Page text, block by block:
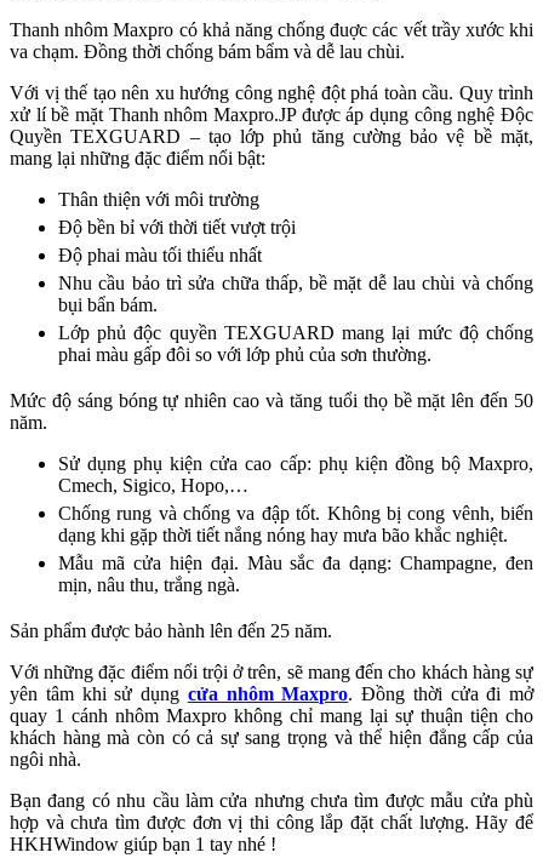
Thanh nhôm Maxpro có khả năng chống đuợc các vết trầy xước khi
va chạm. Đồng thời chống bám bẩm và dễ lau chùi.
Với vị thế tạo nên xu hướng công nghệ đột phá toàn cầu. Quy trình
xử lí bề mặt Thanh nhôm Maxpro.JP được áp dụng công nghệ Độc
Quyền TEXGUARD – tạo lớp phủ tăng cường bảo vệ bề mặt,
mang lại những đặc điểm nổi bật:
Thân thiện với môi trường
Độ bền bỉ với thời tiết vượt trội
Độ phai màu tối thiểu nhất
Nhu cầu bảo trì sửa chữa thấp, bề mặt dễ lau chùi và chống
bụi bẩn bám.
Lớp phủ độc quyền TEXGUARD mang lại mức độ chống
phai màu gấp đôi so với lớp phủ của sơn thường.
Mức độ sáng bóng tự nhiên cao và tăng tuổi thọ bề mặt lên đến 50
năm.
Sử dụng phụ kiện cửa cao cấp: phụ kiện đồng bộ Maxpro,
Cmech, Sigico, Hopo,…
Chống rung và chống va đập tốt. Không bị cong vênh, biến
dạng khi gặp thời tiết nắng nóng hay mưa bão khắc nghiệt.
Mẫu mã cửa hiện đại. Màu sắc đa dạng: Champagne, đen
mịn, nâu thu, trắng ngà.
Sản phẩm được bảo hành lên đến 25 năm.
Với những đặc điểm nổi trội ở trên, sẽ mang đến cho khách hàng sự
yên tâm khi sử dụng cửa nhôm Maxpro. Đồng thời cửa đi mở
quay 1 cánh nhôm Maxpro không chỉ mang lại sự thuận tiện cho
khách hàng mà còn có cả sự sang trọng và thể hiện đẳng cấp của
ngôi nhà.
Bạn đang có nhu cầu làm cửa nhưng chưa tìm được mẫu cửa phù
hợp và chưa tìm được đơn vị thi công lắp đặt chất lượng. Hãy để
HKHWindow giúp bạn 1 tay nhé !